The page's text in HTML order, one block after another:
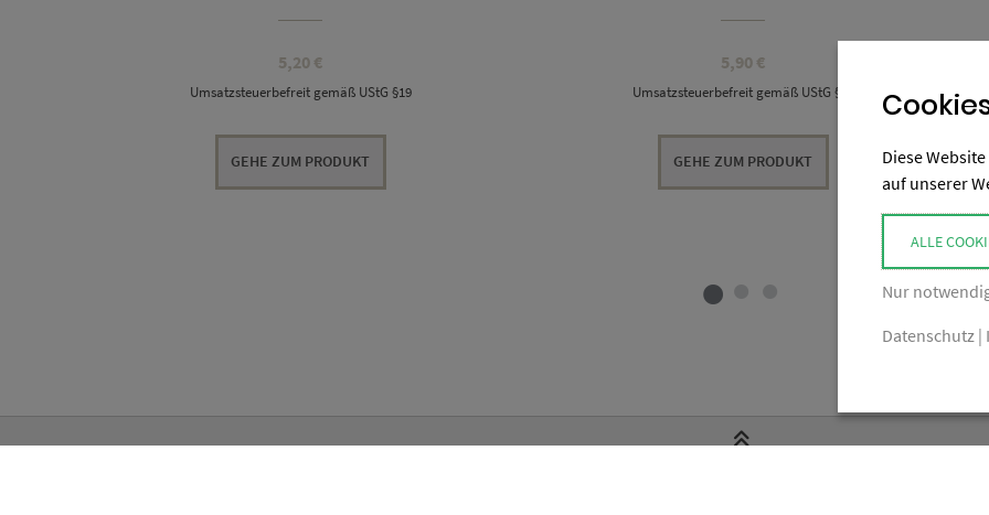
5,20 €
Umsatzsteuerbefreit gemäß UStG §19
GEHE ZUM PRODUKT
5,90 €
Umsatzsteuerbefreit gemäß UStG §19
GEHE ZUM PRODUKT
Diese
auf unserer
ALLE
Nur
Datenschutz |